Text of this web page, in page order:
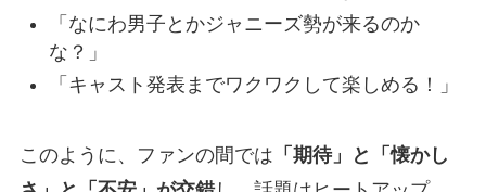
「なにわ男子とかジャニーズ勢が来るのか
な？」
「キャスト発表までワクワクして楽しめる！」
このように、ファンの間では 「期待」と「懐かし